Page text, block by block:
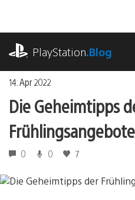
springen
PlayStation.Blog
14. Apr 2022
Die Geheimtipps
Frühlingsangebote
0 0 7